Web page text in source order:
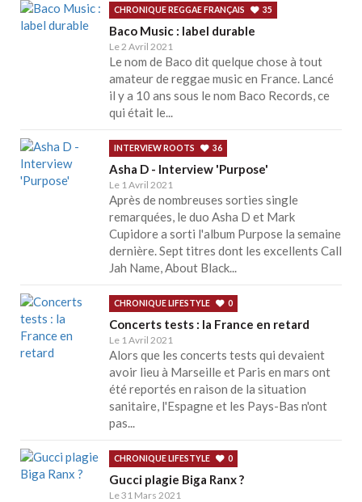
CHRONIQUE REGGAE FRANÇAIS 35
Baco Music : label durable
Le 2 Avril 2021
Le nom de Baco dit quelque chose à tout
amateur de reggae music en France. Lancé
il y a 10 ans sous le nom Baco Records, ce
qui était le...
INTERVIEW ROOTS 36
Asha D - Interview 'Purpose'
Le 1 Avril 2021
Après de nombreuses sorties single
remarquées, le duo Asha D et Mark
Cupidore a sorti l'album Purpose la semaine
dernière. Sept titres dont les excellents Call
Jah Name, About Black...
CHRONIQUE LIFESTYLE 0
Concerts tests : la France en retard
Le 1 Avril 2021
Alors que les concerts tests qui devaient
avoir lieu à Marseille et Paris en mars ont
été reportés en raison de la situation
sanitaire, l'Espagne et les Pays-Bas n'ont
pas...
CHRONIQUE LIFESTYLE 0
Gucci plagie Biga Ranx ?
Le 31 Mars 2021